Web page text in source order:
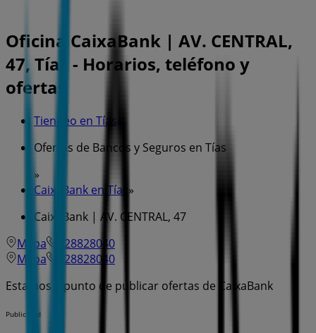
Oficina CaixaBank | AV. CENTRAL,
47, Tías - Horarios, teléfono y
ofertas
Tiendeo en Tías
Ofertas de Bancos y Seguros en Tías
»
CaixaBank en Tías »
CaixaBank | AV. CENTRAL, 47
Mapa
928828040
Mapa
928828040
Estamos a punto de publicar ofertas de CaixaBank
Publicidad